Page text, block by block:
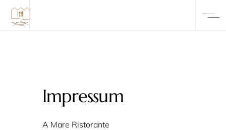
Impressum
A Mare Ristorante